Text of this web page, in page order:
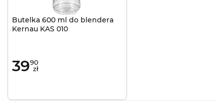
Butelka 600 ml do blendera
Kernau KAS 010
3990
zł